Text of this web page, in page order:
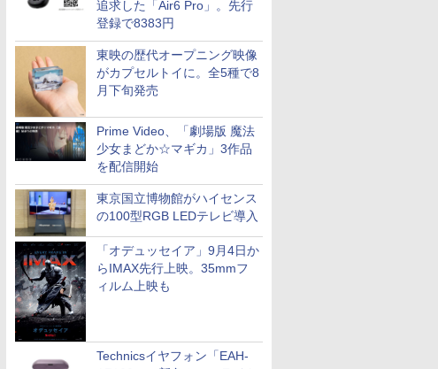
追求した「Air6 Pro」。先行
登録で8383円
東映の歴代オープニング映像
がカプセルトイに。全5種で8
月下旬発売
Prime Video、「劇場版 魔法
少女まどか☆マギカ」3作品
を配信開始
東京国立博物館がハイセンス
の100型RGB LEDテレビ導入
「オデュッセイア」9月4日か
らIMAX先行上映。35mmフ
ィルム上映も
Technicsイヤフォン「EAH-